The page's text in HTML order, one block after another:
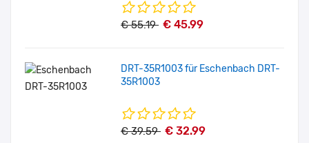
€ 55.19 € 45.99
DRT-35R1003 für Eschenbach DRT-
35R1003
€ 39.59 € 32.99